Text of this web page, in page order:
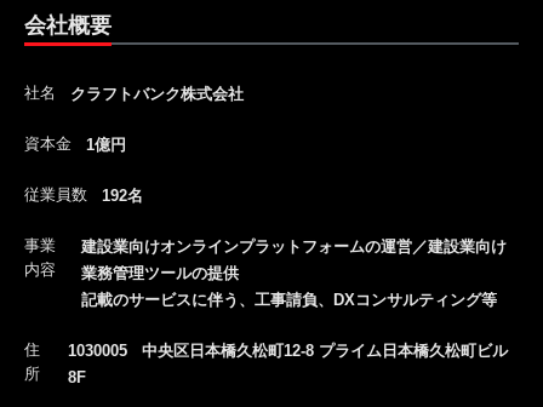
会社概要
社名 クラフトバンク株式会社
資本金 1億円
従業員数 192名
事業
内容
建設業向けオンラインプラットフォームの運営／建設業向け
業務管理ツールの提供
記載のサービスに伴う、工事請負、DXコンサルティング等
住
所
1030005 中央区日本橋久松町12-8 プライム日本橋久松町ビル
8F